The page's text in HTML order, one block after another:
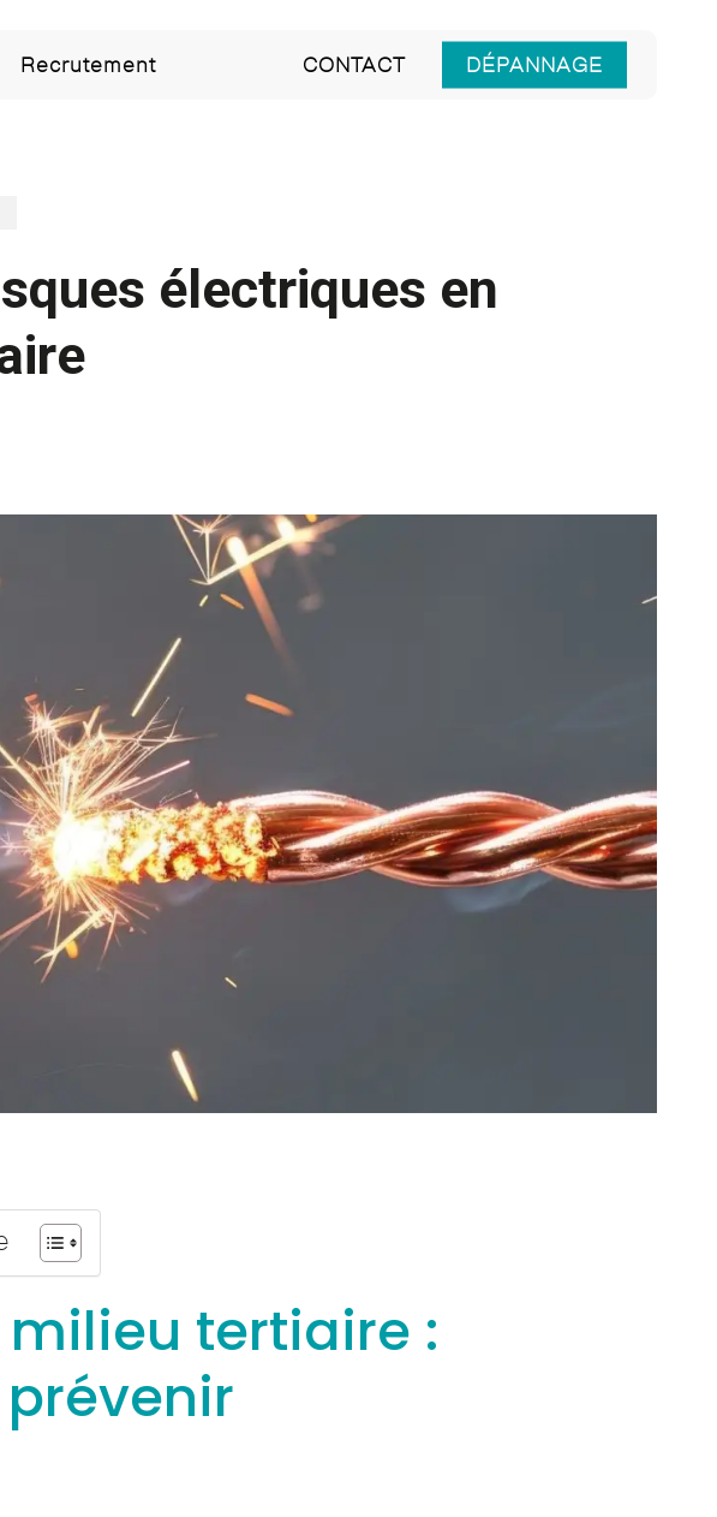
Recrutement CONTACT DÉPANNAGE
électriques en
tertiaire :